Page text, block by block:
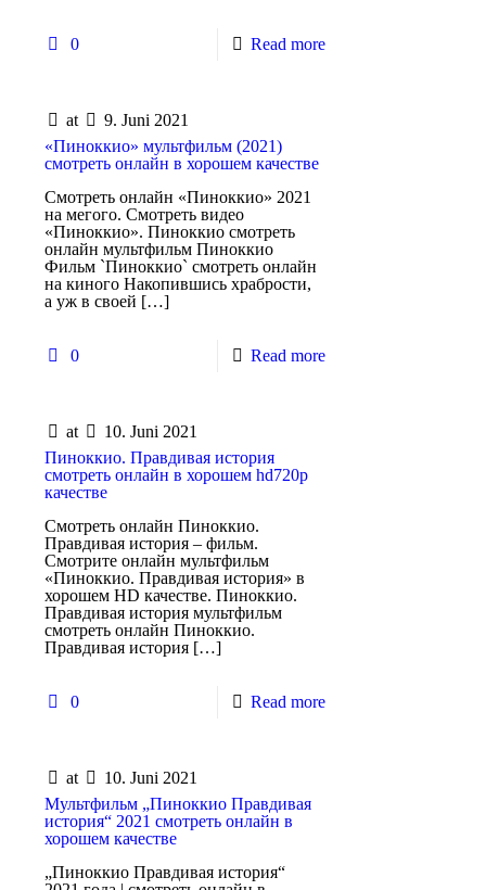
0 Read more
at
9. Juni 2021
«Пиноккио» мультфильм (2021)
смотреть онлайн в хорошем качестве
Смотреть онлайн «Пиноккио» 2021
на мегого. Смотреть видео
«Пиноккио». Пиноккио смотреть
онлайн мультфильм Пиноккио
Фильм `Пиноккио` смотреть онлайн
на киного Накопившись храбрости,
а уж в своей […]
0 Read more
at
10. Juni 2021
Пиноккио. Правдивая история
смотреть онлайн в хорошем hd720p
качестве
Смотреть онлайн Пиноккио.
Правдивая история – фильм.
Смотрите онлайн мультфильм
«Пиноккио. Правдивая история» в
хорошем HD качестве. Пиноккио.
Правдивая история мультфильм
смотреть онлайн Пиноккио.
Правдивая история […]
0 Read more
at
10. Juni 2021
Мультфильм „Пиноккио Правдивая
история“ 2021 смотреть онлайн в
хорошем качестве
„Пиноккио Правдивая история“